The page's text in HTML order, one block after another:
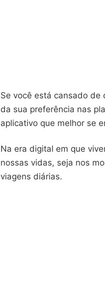
Se você está cansado de
da sua preferência nas
aplicativo que melhor se
Na era digital em que
nossas vidas, seja nos
viagens diárias.